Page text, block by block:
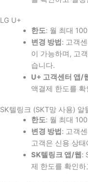
LG U+
한도: 월 최대
변경 방법 : 고객
이 가능하며, 고
습니다.
U+ 고객센터 앱/
액결제 한도를
SK텔링크 (SKT망 사용) 알
한도: 월 최대
변경 방법 : 고객
고객은 신용 상
SK텔링크 앱/웹 :
제 한도를 확인